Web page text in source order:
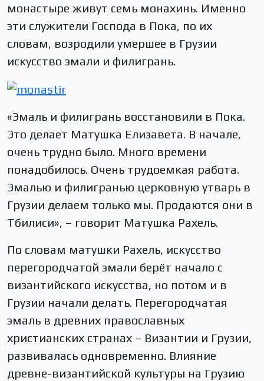
монастыре живут семь монахинь. Именно
эти служители Господа в Пока, по их
словам, возродили умершее в Грузии
искусство эмали и филигрань.
«Эмаль и филигрань восстановили в Пока.
Это делает Матушка Елизавета. В начале,
очень трудно было. Много времени
понадобилось. Очень трудоемкая работа.
Эмалью и филигранью церковную утварь в
Грузии делаем только мы. Продаются они в
Тбилиси», – говорит Матушка Рахель.
По словам матушки Рахель, искусство
перегородчатой эмали берёт начало с
византийского искусства, но потом и в
Грузии начали делать. Перегородчатая
эмаль в древних православных
христианских странах – Византии и Грузии,
развивалась одновременно. Влияние
древне-византийской культуры на Грузию